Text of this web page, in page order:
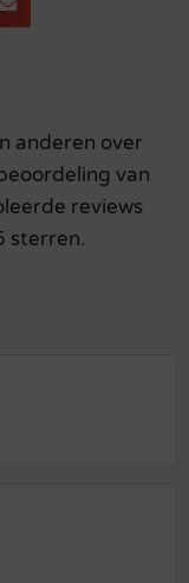
anderen over
van
reviews
sterren.